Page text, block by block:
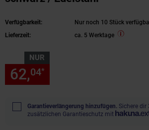
Verfügbarkeit:
Nur noch 10 Stück
Lieferzeit:
ca. 5 Werktage
NUR
62,04*
Garantieverlängerung hinzufügen. Sichere dir
zusätzlichen Garantieschutz mit